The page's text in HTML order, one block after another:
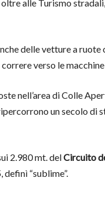
alle Turismo
delle vetture a
verso le
nell’area di Colle
un secolo di
2.980 mt. delCircuito
“sublime”.